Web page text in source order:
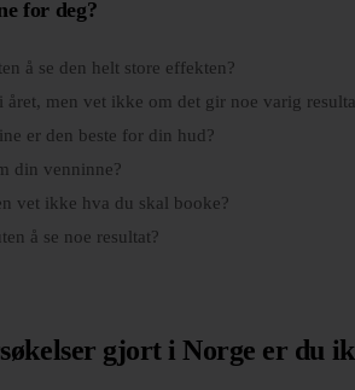
for deg?
å se den helt store effekten?
men vet ikke om det gir noe varig
er den beste for din hud?
din venninne?
vet ikke hva du skal booke?
å se noe resultat?
gjort i Norge er du